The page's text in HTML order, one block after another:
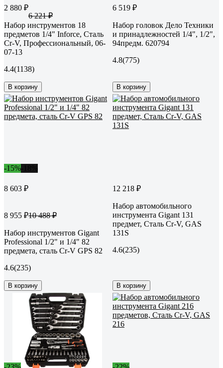
2 880 ₽
6 221 ₽
Набор инструментов 18
предметов 1/4" Inforce, Сталь
Cr-V, Профессиональный, 06-
07-13
4.4(1138)
В корзину
6 519 ₽
Набор головок Дело Техники
и принадлежностей 1/4", 1/2",
94предм. 620794
4.8(775)
В корзину
-15%
8 603 ₽
8 955 ₽10 488 ₽
Набор инструментов Gigant
Professional 1/2" и 1/4" 82
предмета, сталь Cr-V GPS 82
4.6(235)
В корзину
12 218 ₽
Набор автомобильного
инструмента Gigant 131
предмет, Сталь Cr-V, GAS
131S
4.6(235)
В корзину